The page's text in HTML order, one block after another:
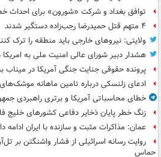
توافق بغداد و شرکت «شورون» برای احداث
۴ متهم قتل حمیدرضا رجب‌زاده دستگیر شدند
ولایتی: نیروهای خارجی باید منطقه را ترک
هشدار دبیر شورای عالی امنیت ملی به امریکا
پرونده حقوقی جنایت جنگی آمریکا در میناب
ادعای زلنسکی درباره تامین ماهانه
خطای محاسباتی آمریکا و برتری راهبردی
زنگ خطر پایان ذخایر دفاعی کشورهای خلیج
عمان: مذاکرات مثبت و سازنده با ایران ادامه
روایت رسانه اسرائیلی از فشار واشنگتن بر
حماس